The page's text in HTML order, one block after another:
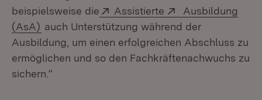
beispielsweise die
Extern:
Assistierte (Öffnet in neuem
Extern:
Ausbildung
(AsA) (Öffnet in neuem Fenster)
auch Unterstützung während der
Ausbildung, um einen erfolgreichen Abschluss zu
ermöglichen und so den Fachkräftenachwuchs zu
sichern.“